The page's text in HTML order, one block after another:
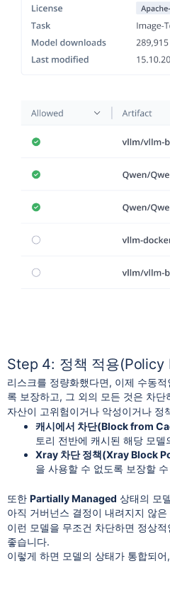
Step 4: 정책 적용(Policy
리스크를 정량화했다면, 이제 수동
록 보장하고, 그 외의 모든 것은 차단
자산이 고위험이거나 악성이거나
캐시에서 차단(Block from
토리 전반에 캐시된 해당 모
Xray 차단 정책(Xray Block
을 사용할 수 없도록 보장할
또한 Partially Managed 상태의 모
아직 거버넌스 결정이 내려지지 않
이런 모델을 무조건 차단하면 정상
좋습니다.
이렇게 하면 모델의 상태가 통합되